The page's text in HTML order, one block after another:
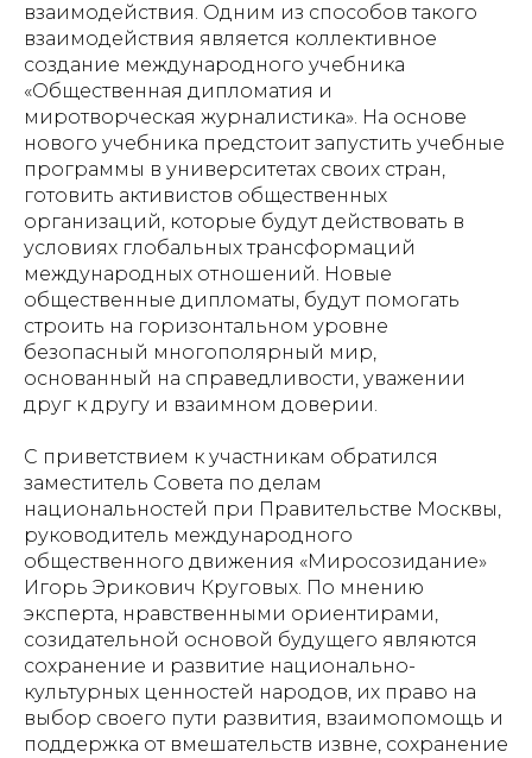
взаимодействия. Одним из способов такого
взаимодействия является коллективное
создание международного учебника
«Общественная дипломатия и
миротворческая журналистика». На основе
нового учебника предстоит запустить учебные
программы в университетах своих стран,
готовить активистов общественных
организаций, которые будут действовать в
условиях глобальных трансформаций
международных отношений. Новые
общественные дипломаты, будут помогать
строить на горизонтальном уровне
безопасный многополярный мир,
основанный на справедливости, уважении
друг к другу и взаимном доверии.
С приветствием к участникам обратился
заместитель Совета по делам
национальностей при Правительстве Москвы,
руководитель международного
общественного движения «Миросозидание»
Игорь Эрикович Круговых. По мнению
эксперта, нравственными ориентирами,
созидательной основой будущего являются
сохранение и развитие национально-
культурных ценностей народов, их право на
выбор своего пути развития, взаимопомощь и
поддержка от вмешательств извне, сохранение